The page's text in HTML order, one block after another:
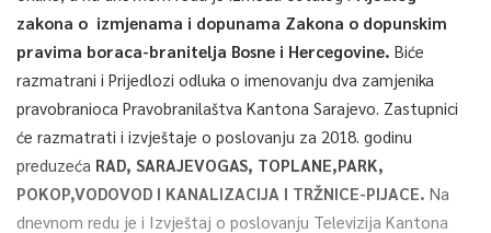
zakona o izmjenama i dopunama Zakona o dopunskim
pravima boraca-branitelja Bosne i Hercegovine. Biće
razmatrani i Prijedlozi odluka o imenovanju dva zamjenika
pravobranioca Pravobranilaštva Kantona Sarajevo. Zastupnici
će razmatrati i izvještaje o poslovanju za 2018. godinu
preduzeća RAD, SARAJEVOGAS, TOPLANE,PARK,
POKOP,VODOVOD I KANALIZACIJA I TRŽNICE-PIJACE. Na
dnevnom redu je i Izvještaj o poslovanju Televizija Kantona